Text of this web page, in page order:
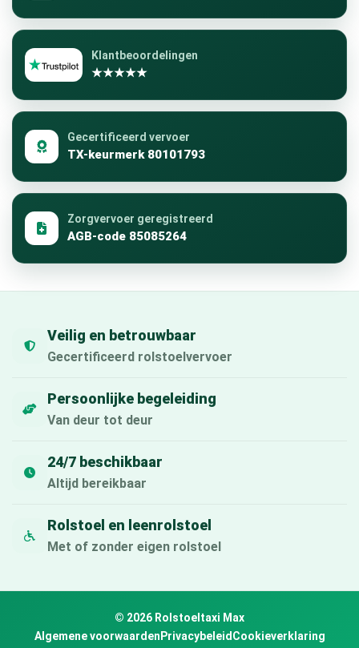
Klantbeoordelingen
★★★★★
Gecertificeerd vervoer
TX-keurmerk 80101793
Zorgvervoer geregistreerd
AGB-code 85085264
Veilig en betrouwbaar
Gecertificeerd rolstoelvervoer
Persoonlijke begeleiding
Van deur tot deur
24/7 beschikbaar
Altijd bereikbaar
Rolstoel en leenrolstoel
Met of zonder eigen rolstoel
© 2026 Rolstoeltaxi Max
Algemene voorwaarden Privacybeleid Cookieverklaring